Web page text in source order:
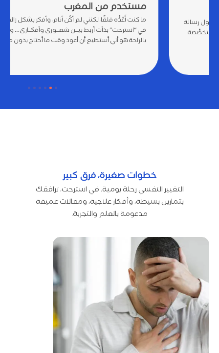
مستخدم من المغرب
ما كنت أَعُدُّه قلقًا، لكنني لم أكُن أنام، وأفكر بشكل زائد. بعد جلستين
في “استرحت” بدأت أربط بيـــن شعـــوري وأفكــاري… والذي يُشعرنــي
بالراحة هو أني أستطيع أن أعود وقت ما أحتاج بدون مواعيد.
خطوات صغيرة، فرق كبير
التغيير النفسي رحلة يومية. في استرحت، نرافقك
بتمارين بسيطة، وأفكار علاجية، ومقالات عميقة
مدعومة بالعلم والتجربة.